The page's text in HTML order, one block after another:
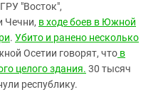
"Восток",
Чечни, в ходе боев в Южной
. Убито и ранено несколько
Осетии говорят, что в
целого здания. 30 тысяч
республику.